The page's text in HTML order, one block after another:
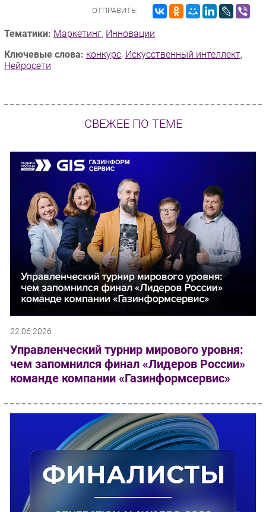
ОТПРАВИТЬ:
Тематики: Маркетинг, Инновации
Ключевые слова: конкурс, Искусственный интеллект,
Нейросети
СВЕЖЕЕ ПО ТЕМЕ
22.06.2026
Управленческий турнир мирового уровня:
чем запомнился финал «Лидеров России»
команде компании «Газинформсервис»